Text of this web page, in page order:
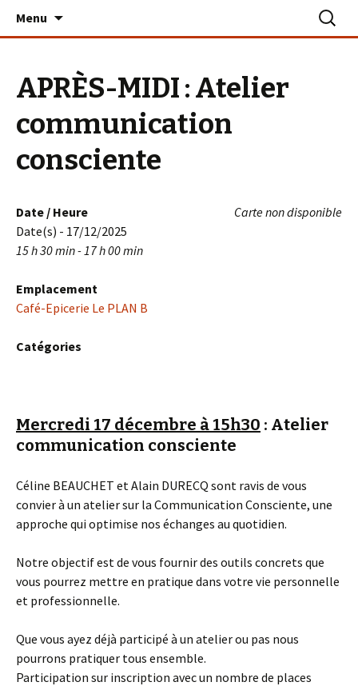
Le PLAN B – La Turballe
Menu
APRÈS-MIDI : Atelier
communication
consciente
Carte non disponible
Date / Heure
Date(s) - 17/12/2025
15 h 30 min - 17 h 00 min
Emplacement
Café-Epicerie Le PLAN B
Catégories
Mercredi 17 décembre à 15h30 : Atelier
communication consciente
Céline BEAUCHET et Alain DURECQ sont ravis de vous
convier à un atelier sur la Communication Consciente, une
approche qui optimise nos échanges au quotidien.
Notre objectif est de vous fournir des outils concrets que
vous pourrez mettre en pratique dans votre vie personnelle
et professionnelle.
Que vous ayez déjà participé à un atelier ou pas nous
pourrons pratiquer tous ensemble.
Participation sur inscription avec un nombre de places